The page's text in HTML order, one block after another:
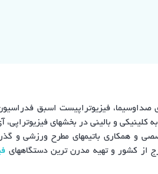
صداوسیما، فیزیوتراپیست اسبق
های آموزشی وزارت امور خارجه، محقق شرکتهای سازنده تجهیزات فیزیوتراپی،پس از 30 سال تجربه
و همکاری باتیمهای مطرح ورزشی و
از کشور و تهیه مدرن ترین دستگاههای